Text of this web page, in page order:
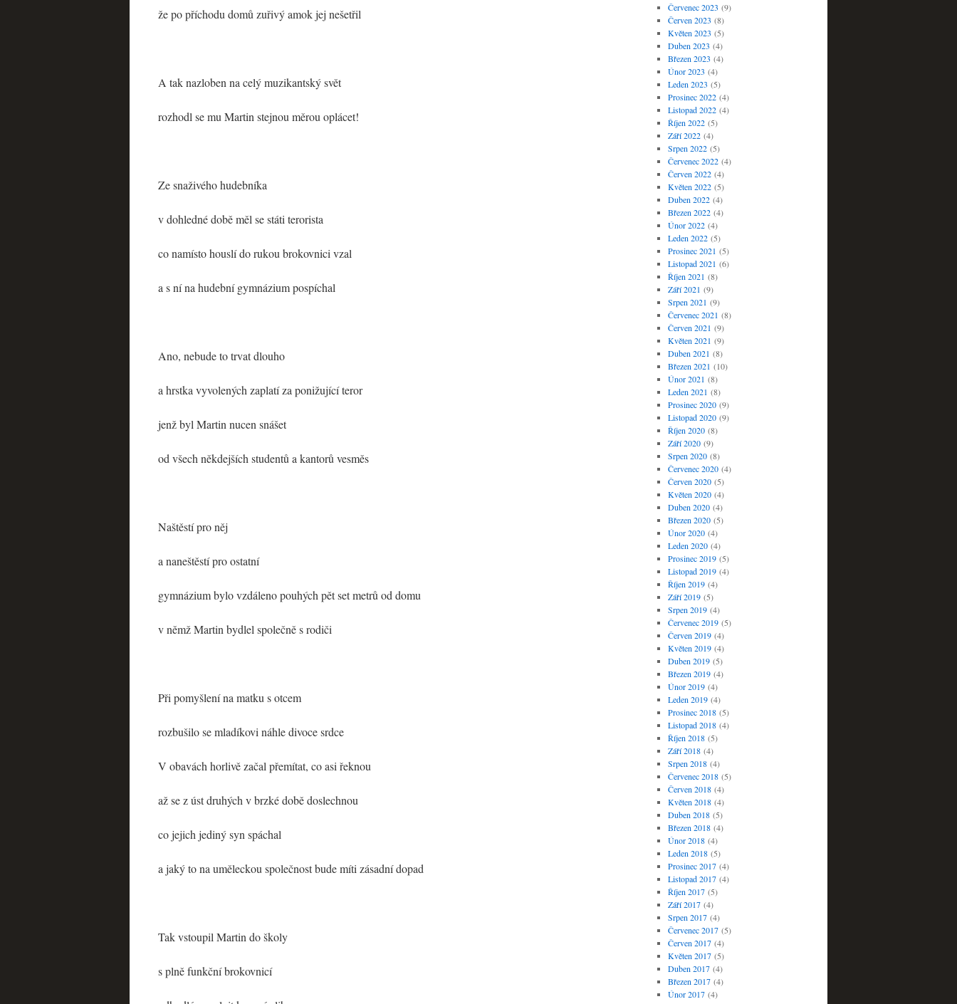
že po příchodu domů zuřivý amok jej nešetřil
A tak nazloben na celý muzikantský svět
rozhodl se mu Martin stejnou měrou oplácet!
Ze snaživého hudebníka
v dohledné době měl se státi terorista
co namísto houslí do rukou brokovnici vzal
a s ní na hudební gymnázium pospíchal
Ano, nebude to trvat dlouho
a hrstka vyvolených zaplatí za ponižující teror
jenž byl Martin nucen snášet
od všech někdejších studentů a kantorů vesměs
Naštěstí pro něj
a naneštěstí pro ostatní
gymnázium bylo vzdáleno pouhých pět set metrů od domu
v němž Martin bydlel společně s rodiči
Při pomyšlení na matku s otcem
rozbušilo se mladíkovi náhle divoce srdce
V obavách horlivě začal přemítat, co asi řeknou
až se z úst druhých v brzké době doslechnou
co jejich jediný syn spáchal
a jaký to na uměleckou společnost bude míti zásadní dopad
Tak vstoupil Martin do školy
s plně funkční brokovnicí
Červenec 2023 (9)
Červen 2023 (8)
Květen 2023 (5)
Duben 2023 (4)
Březen 2023 (4)
Únor 2023 (4)
Leden 2023 (5)
Prosinec 2022(4)
Listopad 2022(4)
Říjen 2022(5)
Září 2022(4)
Srpen 2022(5)
Červenec 2022(4)
Červen 2022(4)
Květen 2022(5)
Duben 2022(4)
Březen 2022(4)
Únor 2022(4)
Leden 2022(5)
Prosinec 2021 (5)
Listopad 2021 (6)
Říjen 2021 (8)
Září 2021 (9)
Srpen 2021 (9)
Červenec 2021 (8)
Červen 2021 (9)
Květen 2021 (9)
Duben 2021 (8)
Březen 2021 (10)
Únor 2021 (8)
Leden 2021 (8)
Prosinec 2020(9)
Listopad 2020(9)
Říjen 2020(8)
Září 2020(9)
Srpen 2020(8)
Červenec 2020(4)
Červen 2020(5)
Květen 2020(4)
Duben 2020(4)
Březen 2020(5)
Únor 2020(4)
Leden 2020(4)
Prosinec 2019(5)
Listopad 2019(4)
Říjen 2019(4)
Září 2019(5)
Srpen 2019(4)
Červenec 2019(5)
Červen 2019(4)
Květen 2019(4)
Duben 2019(5)
Březen 2019(4)
Únor 2019(4)
Leden 2019(4)
Prosinec 2018(5)
Listopad 2018(4)
Říjen 2018(5)
Září 2018(4)
Srpen 2018(4)
Červenec 2018(5)
Červen 2018(4)
Květen 2018(4)
Duben 2018(5)
Březen 2018(4)
Únor 2018(4)
Leden 2018(5)
Prosinec 2017(4)
Listopad 2017(4)
Říjen 2017(5)
Září 2017(4)
Srpen 2017(4)
Červenec 2017(5)
Červen 2017(4)
Květen 2017(5)
Duben 2017(4)
Březen 2017(4)
Únor 2017(4)